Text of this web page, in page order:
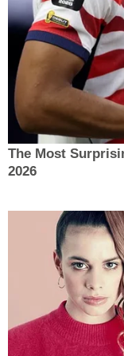
The Most
2026